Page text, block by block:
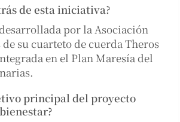
de esta iniciativa?
por la Asociación
su cuarteto de cuerda Theros
en el Plan Maresía del
principal del proyecto